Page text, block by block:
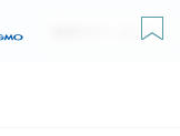
無料ダウンロード